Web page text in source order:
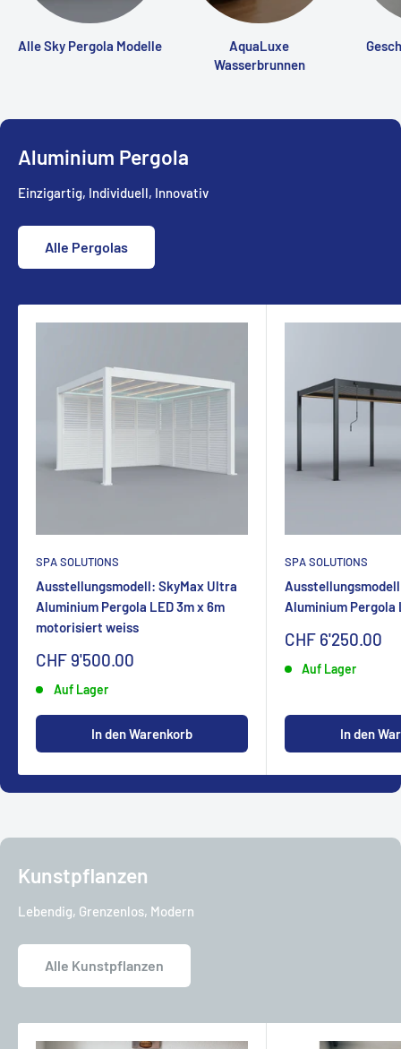
Alle Sky Pergola Modelle
AquaLuxe
Wasserbrunnen
Aluminium Pergola
Einzigartig, Individuell, Innovativ
Alle Pergolas
SPA SOLUTIONS
Ausstellungsmodell: SkyMax Ultra
Aluminium Pergola LED 3m x 6m
motorisiert weiss
Sonderpreis
CHF 9'500.00
Auf Lager
In den Warenkorb
SPA SOLUTIONS
Aluminium Pergola
Sonderpreis
CHF 6'250.00
Auf Lager
In den
Kunstpflanzen
Lebendig, Grenzenlos, Modern
Alle Kunstpflanzen